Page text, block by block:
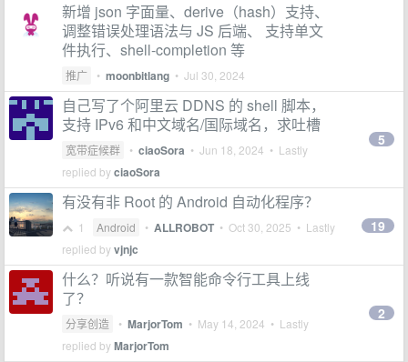
新增 json 字面量、derive（hash）支持、
调整错误处理语法与 JS 后端、 支持单文
件执行、shell-completion 等
推广 • moonbitlang • Jul 30, 2024
自己写了个阿里云 DDNS 的 shell 脚本，
支持 IPv6 和中文域名/国际域名，求吐槽
宽带症候群 • ciaoSora • Jun 18, 2024 • Lastly
replied byciaoSora
5
有没有非 Root 的 Android 自动化程序？
1 Android • ALLROBOT • Oct 30, 2025 • Lastly
replied byvjnjc
19
什么？听说有一款智能命令行工具上线
了？
分享创造 • MarjorTom • May 14, 2024 • Lastly
replied byMarjorTom
2